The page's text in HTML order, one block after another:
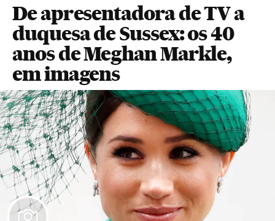
De apresentadora de TV a
duquesa de Sussex: os 40
anos de Meghan Markle,
em imagens